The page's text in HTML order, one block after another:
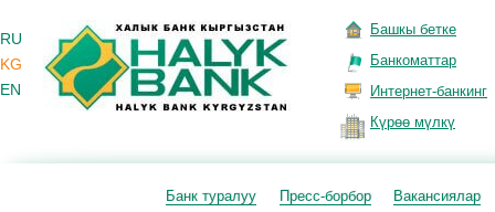
RU
KG
EN
Башкы бетке
Банкоматтар
Интернет-банкинг
Күрөө мүлкү
Банк туралуу Пресс-борбор Вакансиялар